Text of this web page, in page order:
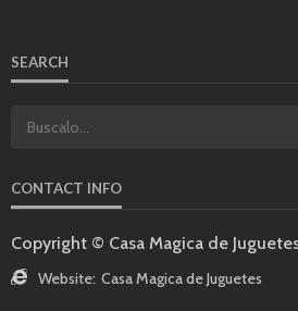
SEARCH
CONTACT INFO
Copyright © Casa Magica de
Website: Casa Magica de Juguetes